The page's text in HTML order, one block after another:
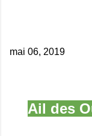
mai 06, 2019
Ail des